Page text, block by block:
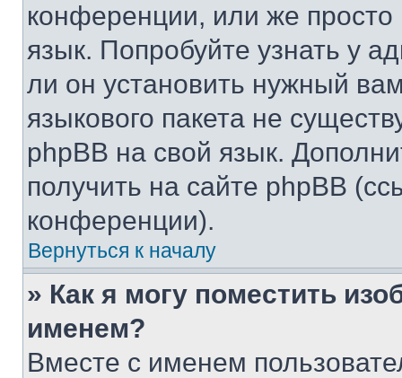
конференции, или же
язык. Попробуйте узнать у
ли он установить нужный
языкового пакета не
phpBB на свой язык.
получить на сайте phpBB
конференции).
Вернуться к началу
» Как я могу поместить
именем?
Вместе с именем